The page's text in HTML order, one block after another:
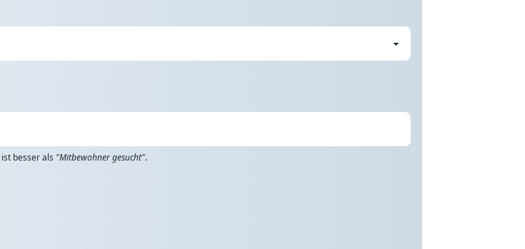
ist besser als "Mitbewohner gesucht".